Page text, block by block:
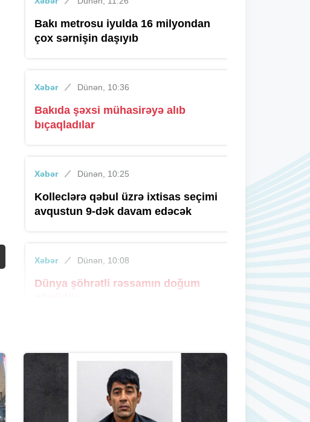
Bakı metrosu iyulda 16 milyondan
çox sərnişin daşıyıb
Xəbər Dünən, 10:36
Bakıda şəxsi mühasirəyə alıb
bıçaqladılar
Xəbər Dünən, 10:25
Kolleclərə qəbul üzrə ixtisas seçimi
avqustun 9-dək davam edəcək
Xəbər Dünən, 10:08
Dünya şöhrətli rəssamın doğum
Bakının bu ərazilərində işıq